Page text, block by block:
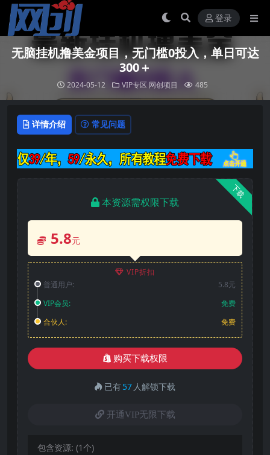
登录
无脑挂机撸美金项目，无门槛0投入，单日可达
300＋
2024-05-12 VIP专区 网创项目 485
详情介绍 常见问题
下载
本资源需权限下载
5.8元
VIP折扣
普通用户:
5.8元
VIP会员:
免费
合伙人:
免费
购买下载权限
已有57 人解锁下载
开通VIP无限下载
包含资源: (1个)